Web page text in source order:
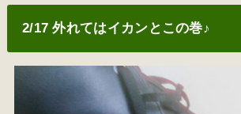
2/17 外れてはイカンとこの巻♪